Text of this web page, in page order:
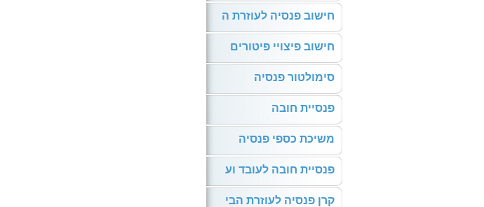
חישוב פנסיה לעוזרת ה
חישוב פיצויי פיטורים
סימולטור פנסיה
פנסיית חובה
משיכת כספי פנסיה
פנסיית חובה לעובד וע
קרן פנסיה לעוזרת הבי